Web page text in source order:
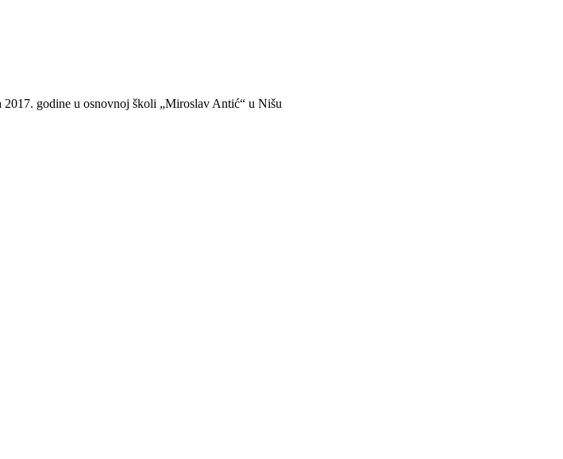
2017. godine u osnovnoj školi „Miroslav Antić“ u Nišu